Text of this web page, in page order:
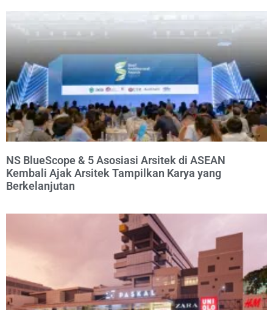
NS BlueScope & 5 Asosiasi Arsitek di ASEAN
Kembali Ajak Arsitek Tampilkan Karya yang
Berkelanjutan